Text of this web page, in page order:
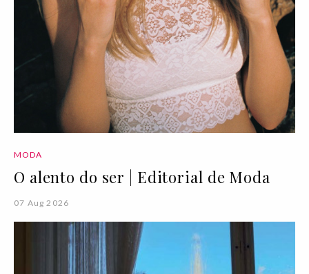
MODA
O alento do ser | Editorial de Moda
07 Aug 2026